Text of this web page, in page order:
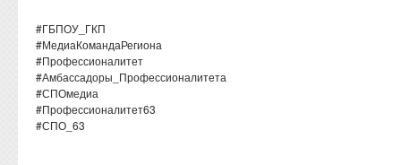
#ГБПОУ_ГКП
#МедиаКомандаРегиона
#Профессионалитет
#Амбассадоры_Профессионалитета
#СПОмедиа
#Профессионалитет63
#СПО_63